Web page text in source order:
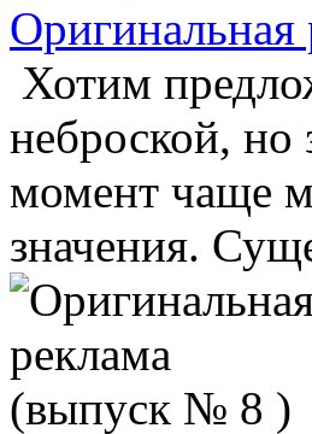
Хотим
неброской,
момент чаще
значения.